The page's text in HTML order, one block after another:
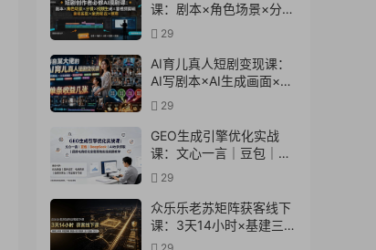
课：剧本×角色场景×分镜
×视频生成×音视频剪辑×
全流程实战×创意短片拆
解
29
AI育儿真人短剧变现课：
AI写剧本×AI生成画面×零
成本产出×伙伴计划×分成
计划×光合计划×商单收徒
29
GEO生成引擎优化实战
课：文心一言｜豆包｜
DeepSeek｜AI收录抓取
｜品牌电商优化全套落地
实操教学
29
众乐乐老苏矩阵获客线下
课：3天14小时×基建三件
套×风控策略×抖音小红书